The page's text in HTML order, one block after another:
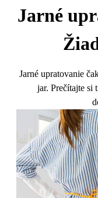
Jarné
Jarné upratovanie
jar. Prečítajte si